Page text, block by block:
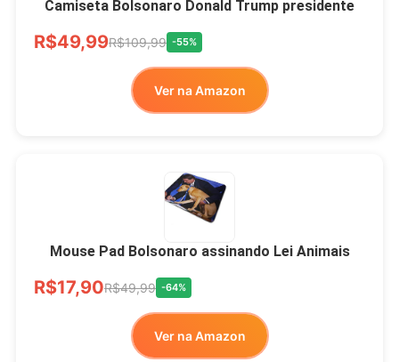
Camiseta Bolsonaro Donald Trump presidente
R$49,99R$109,99 -55%
Ver na Amazon
Mouse Pad Bolsonaro assinando Lei Animais
R$17,90R$49,99 -64%
Ver na Amazon